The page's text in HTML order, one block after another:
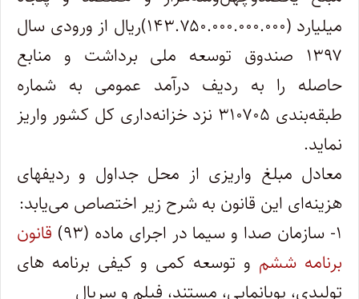
میلیارد (۱۴۳.۷۵۰.۰۰۰.۰۰۰.۰۰۰)ریال از ورودی سال
۱۳۹۷ صندوق توسعه ملی برداشت و منابع
حاصله را به ردیف درآمد عمومی به شماره
طبقه‌بندی ۳۱۰۷۰۵ نزد خزانه‌داری کل کشور واریز
نماید.
معادل مبلغ واریزی از محل جداول و ردیفهای
هزینه‌ای این قانون به شرح زیر اختصاص می‌یابد:
۱- سازمان صدا و سیما در اجرای ماده (۹۳)
قانون
برنامه ششم و توسعه کمی و کیفی برنامه های
تولیدی، پویانمایی، مستند، فیلم و سریال